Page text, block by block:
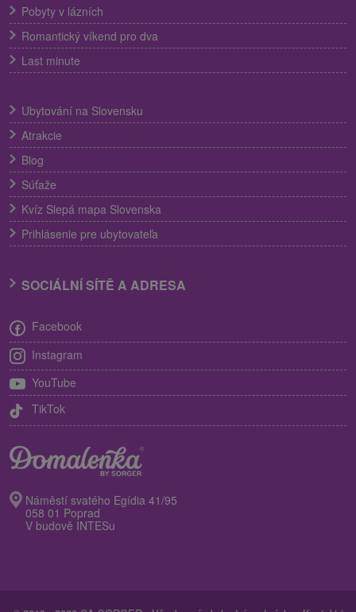
Pobyty v lázních
Romantický víkend pro dva
Last minute
Ubytování na Slovensku
Atrakcie
Blog
Súťaže
Kvíz Slepá mapa Slovenska
Prihlásenie pre ubytovateľa
SOCIÁLNÍ SÍTĚ A ADRESA
Facebook
Instagram
YouTube
TikTok
Náměstí svatého Egídia 41/95
058 01 Poprad
V budově INTESu